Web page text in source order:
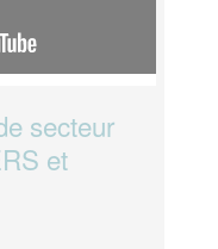
secteur
et